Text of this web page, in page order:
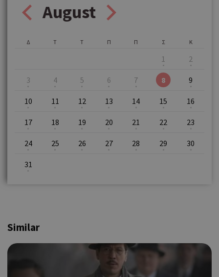
August
Δ Τ Τ Π Π Σ
1
Κ
2
3 4 5 6 7 8 9
10 11 12 13 14 15 16
17 18 19 20 21 22 23
24 25 26 27 28 29 30
31
Similar